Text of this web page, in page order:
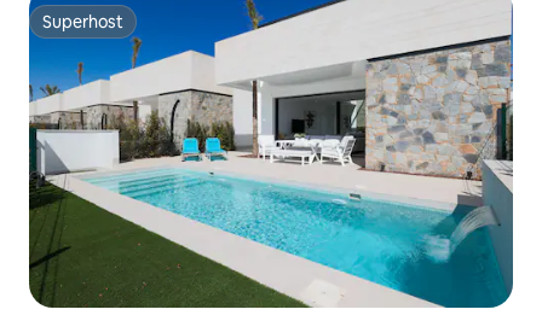
Superhost
Superhost